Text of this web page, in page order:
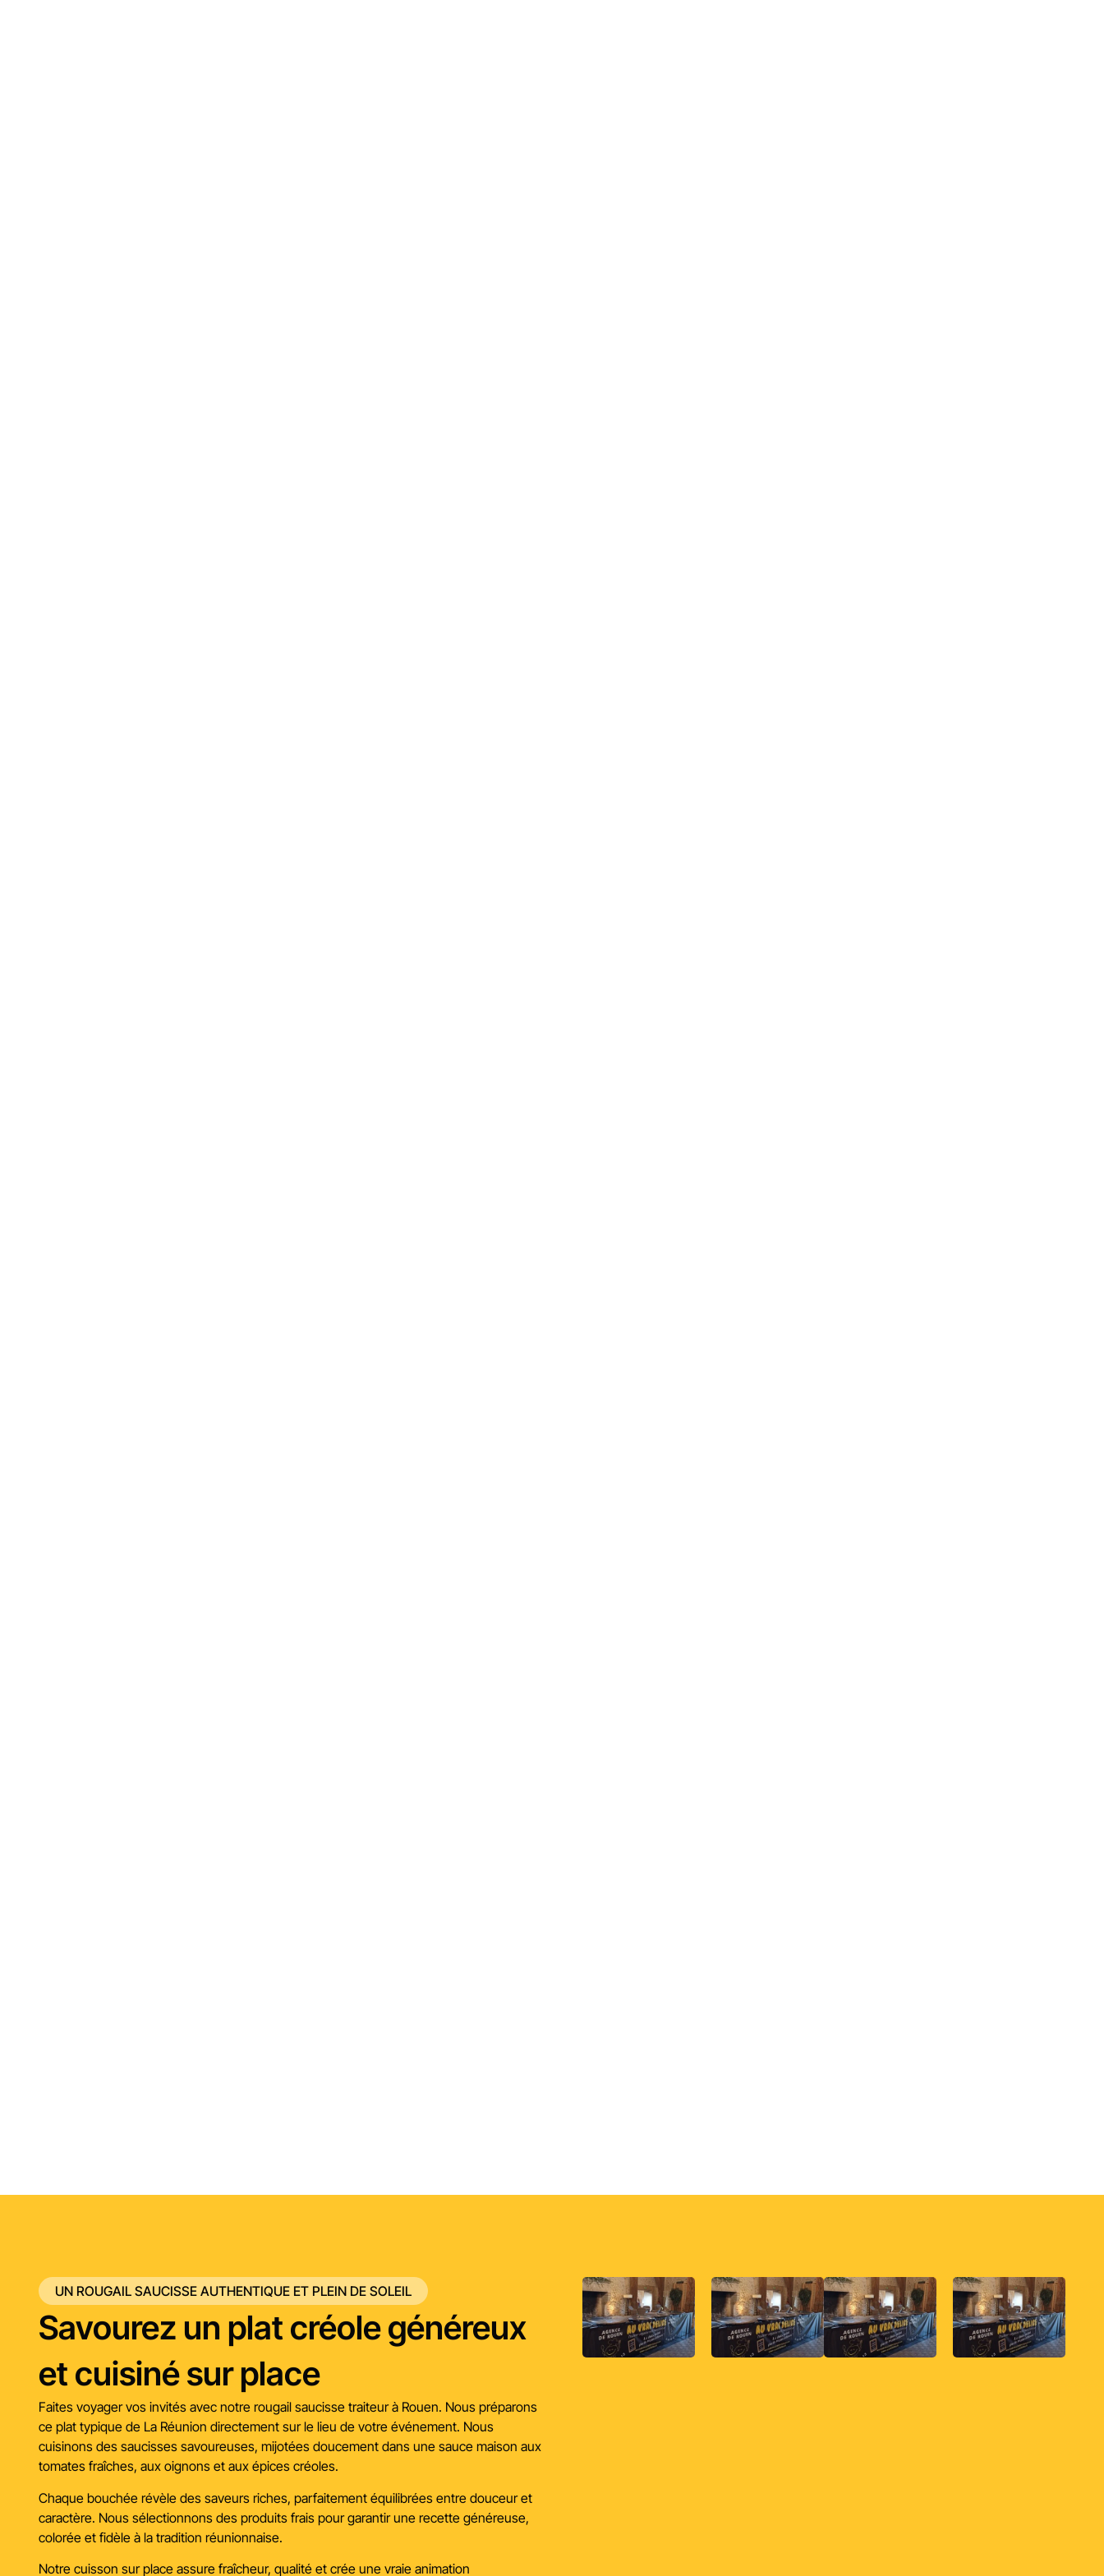
UN ROUGAIL SAUCISSE AUTHENTIQUE ET PLEIN DE SOLEIL
Savourez un plat créole généreux
et cuisiné sur place
Faites voyager vos invités avec notre rougail saucisse traiteur à Rouen. Nous préparons
ce plat typique de La Réunion directement sur le lieu de votre événement. Nous
cuisinons des saucisses savoureuses, mijotées doucement dans une sauce maison aux
tomates fraîches, aux oignons et aux épices créoles.
Chaque bouchée révèle des saveurs riches, parfaitement équilibrées entre douceur et
caractère. Nous sélectionnons des produits frais pour garantir une recette généreuse,
colorée et fidèle à la tradition réunionnaise.
Notre cuisson sur place assure fraîcheur, qualité et crée une vraie animation